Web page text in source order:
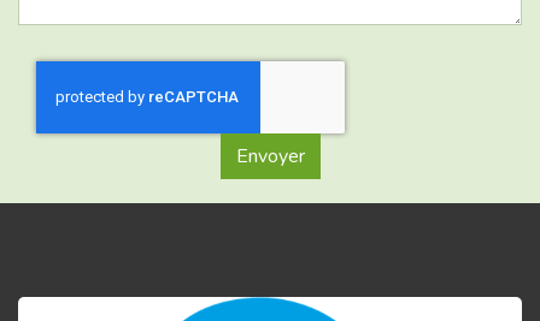
Envoyer